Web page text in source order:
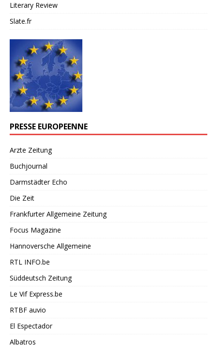
Literary Review
Slate.fr
PRESSE EUROPEENNE
Arzte Zeitung
Buchjournal
Darmstädter Echo
Die Zeit
Frankfurter Allgemeine Zeitung
Focus Magazine
Hannoversche Allgemeine
RTL INFO.be
Süddeutsch Zeitung
Le Vif Express.be
RTBF auvio
El Espectador
Albatros